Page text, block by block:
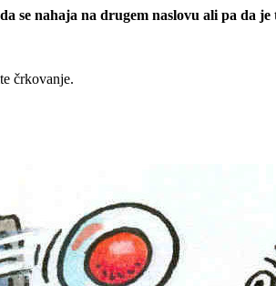
se nahaja na drugem naslovu ali pa da
črkovanje.